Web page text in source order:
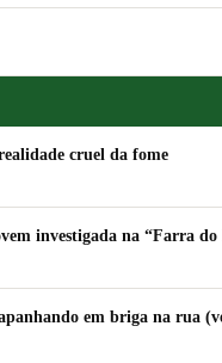
cruel da fome
investigada na “Farra do
em briga na rua